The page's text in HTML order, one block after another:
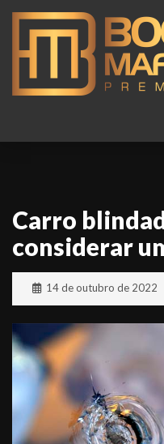
Carro
considerar
14 de outubro de 2022